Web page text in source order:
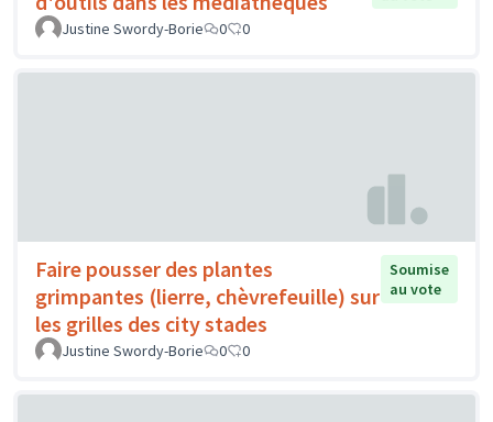
Justine Swordy-Borie
0 0
Faire pousser des plantes
grimpantes (lierre, chèvrefeuille) sur
les grilles des city stades
Soumise
au vote
Justine Swordy-Borie 0 0